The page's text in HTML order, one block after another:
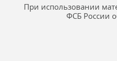
При использовании
ФСБ России